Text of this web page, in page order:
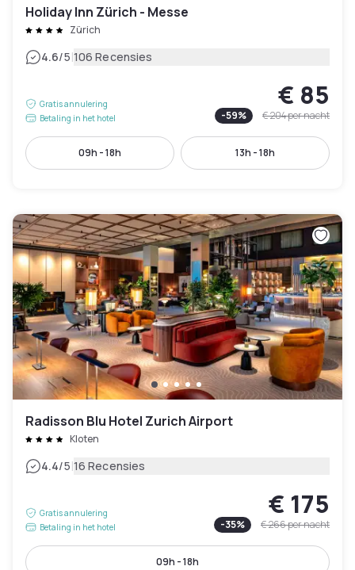
Holiday Inn Zürich - Messe
Zürich
4.6/5|106 Recensies
Gratis annulering
Betaling in het hotel
€ 85
-59% € 204per nacht
09h - 18h 13h - 18h
Radisson Blu Hotel Zurich Airport
Kloten
4.4/5|16 Recensies
Gratis annulering
Betaling in het hotel
€ 175
-35% € 266per nacht
09h - 18h